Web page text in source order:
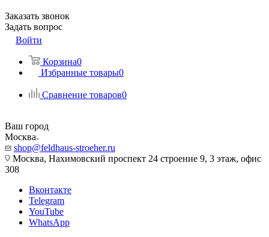
Заказать звонок
Задать вопрос
Войти
Корзина0
Избранные товары0
Сравнение товаров0
Ваш город
Москва
shop@feldhaus-stroeher.ru
Москва, Нахимовский проспект 24 строение 9, 3 этаж, офис
308
Вконтакте
Telegram
YouTube
WhatsApp